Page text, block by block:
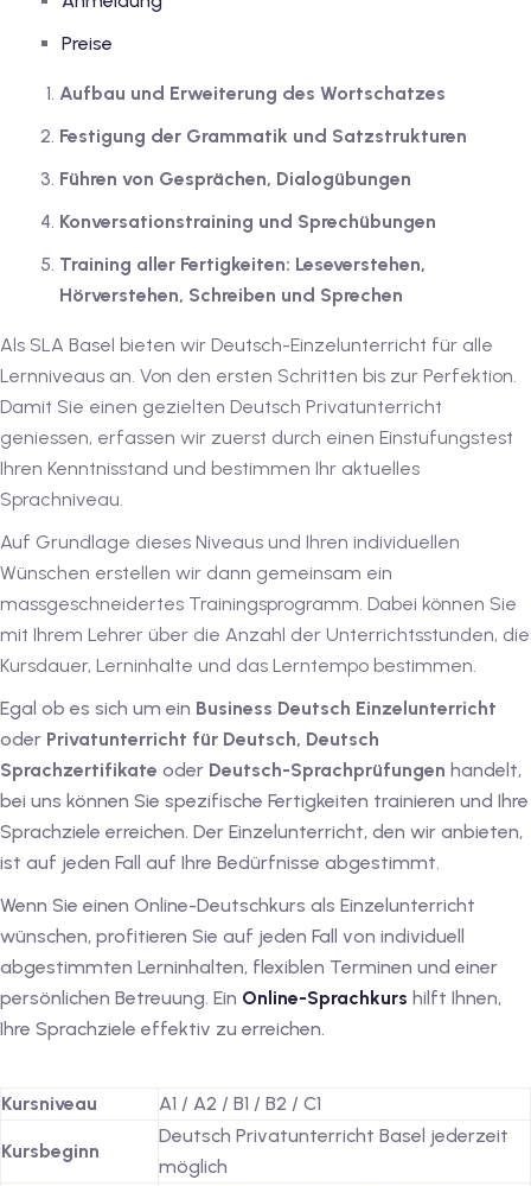
den fide-Test
Preise
Aufbau und Erweiterung des Wortschatzes
Festigung der Grammatik und Satzstrukturen
Führen von Gesprächen, Dialogübungen
Konversationstraining und Sprechübungen
Training aller Fertigkeiten: Leseverstehen,
Hörverstehen, Schreiben und Sprechen
Als SLA Basel bieten wir Deutsch-Einzelunterricht für alle
Lernniveaus an. Von den ersten Schritten bis zur Perfektion.
Damit Sie einen gezielten Deutsch Privatunterricht
geniessen, erfassen wir zuerst durch einen Einstufungstest
Ihren Kenntnisstand und bestimmen Ihr aktuelles
Sprachniveau.
Auf Grundlage dieses Niveaus und Ihren individuellen
Wünschen erstellen wir dann gemeinsam ein
massgeschneidertes Trainingsprogramm. Dabei können Sie
mit Ihrem Lehrer über die Anzahl der Unterrichtsstunden, die
Kursdauer, Lerninhalte und das Lerntempo bestimmen.
Egal ob es sich um ein Business Deutsch Einzelunterricht
oder Privatunterricht für Deutsch, Deutsch
Sprachzertifikate oder Deutsch-Sprachprüfungen handelt,
bei uns können Sie spezifische Fertigkeiten trainieren und Ihre
Sprachziele erreichen. Der Einzelunterricht, den wir anbieten,
ist auf jeden Fall auf Ihre Bedürfnisse abgestimmt.
Wenn Sie einen Online-Deutschkurs als Einzelunterricht
wünschen, profitieren Sie auf jeden Fall von individuell
abgestimmten Lerninhalten, flexiblen Terminen und einer
persönlichen Betreuung. Ein Online-Sprachkurs hilft Ihnen,
Ihre Sprachziele effektiv zu erreichen.
Kursniveau A1 / A2 / B1 / B2 / C1
Kursbeginn
Deutsch Privatunterricht Basel jederzeit
möglich